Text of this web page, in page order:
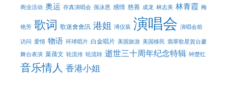
商业活动 奥运 存真演唱会 孫泳恩 感情 慈善 成龙 林志美 林青霞 梅
艳芳 歌词 歌迷會會訊 港姐 溥仪装 演唱会 演唱会前
访问 爱情 物语 环球唱片 白金唱片 美国旅游 美国移民 翡翠歌星賀台慶
舞台表演 葉蒨文 轮流传 轮流转 逝世三十周年纪念特辑 钟楚红
音乐情人 香港小姐